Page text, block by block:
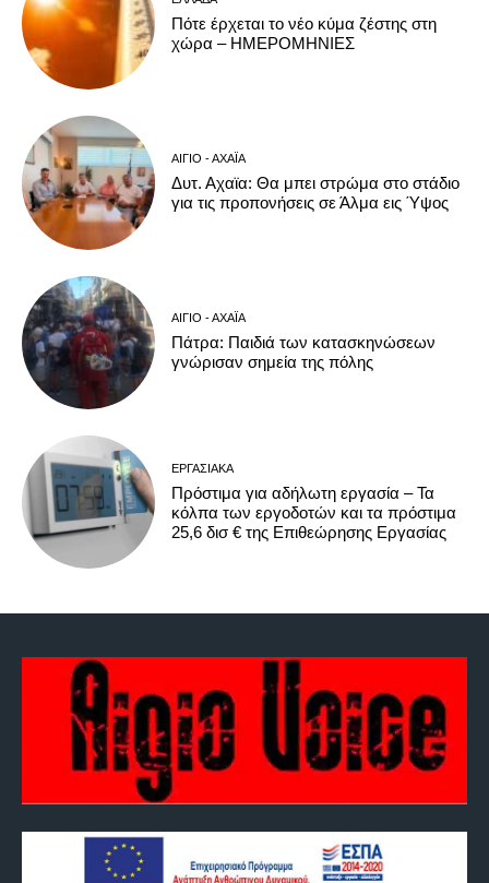
Πότε έρχεται το νέο κύμα ζέστης στη
χώρα – ΗΜΕΡΟΜΗΝΙΕΣ
ΑΊΓΙΟ - ΑΧΑΪ́Α
Δυτ. Αχαϊα: Θα μπει στρώμα στο στάδιο
για τις προπονήσεις σε Άλμα εις Ύψος
ΑΊΓΙΟ - ΑΧΑΪ́Α
Πάτρα: Παιδιά των κατασκηνώσεων
γνώρισαν σημεία της πόλης
ΕΡΓΑΣΙΑΚΆ
Πρόστιμα για αδήλωτη εργασία – Τα
κόλπα των εργοδοτών και τα πρόστιμα
25,6 δισ € της Επιθεώρησης Εργασίας